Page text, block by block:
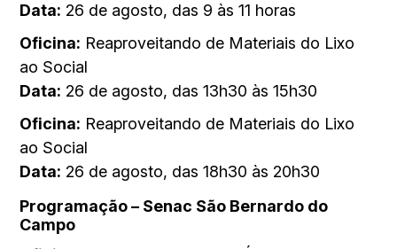
Data: 26 de agosto, das 9 às 11 horas
Oficina: Reaproveitando de Materiais do Lixo
ao Social
Data: 26 de agosto, das 13h30 às 15h30
Oficina: Reaproveitando de Materiais do Lixo
ao Social
Data: 26 de agosto, das 18h30 às 20h30
Programação – Senac São Bernardo do
Campo